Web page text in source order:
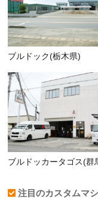
ブルドック(栃木県)
ブルドッカータゴス(群
注目のカスタムマ